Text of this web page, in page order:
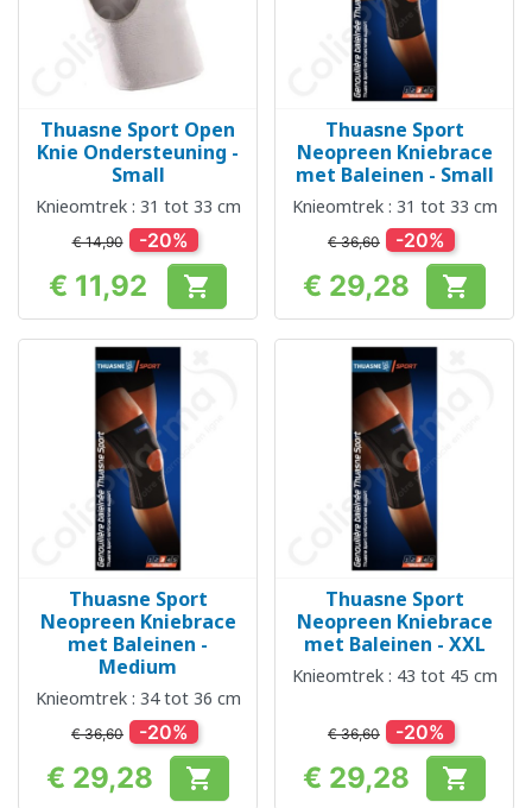
Thuasne Sport Open
Knie Ondersteuning -
Small
Knieomtrek : 31 tot 33 cm
€ 14,90 -20%
Prijs
€ 11,92 
Thuasne Sport
Neopreen Kniebrace
met Baleinen - Small
Knieomtrek : 31 tot 33 cm
€ 36,60 -20%
Prijs
€ 29,28 
Thuasne Sport
Neopreen Kniebrace
met Baleinen -
Medium
Knieomtrek : 34 tot 36 cm
€ 36,60 -20%
Prijs
€ 29,28 
Thuasne Sport
Neopreen Kniebrace
met Baleinen - XXL
Knieomtrek : 43 tot 45 cm
€ 36,60 -20%
Prijs
€ 29,28 